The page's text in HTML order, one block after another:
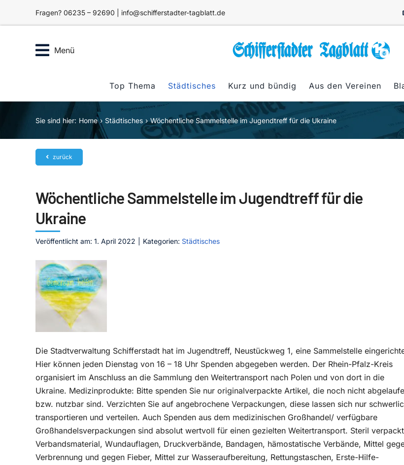
Fragen? 06235 – 92690 | info@schifferstadter-tagblatt.de
Menü
Top Thema Städtisches Kurz und bündig Aus den Vereinen
Sie sind hier: Home Städtisches Wöchentliche Sammelstelle im Jugendtreff für die Ukraine
zurück
Wöchentliche Sammelstelle im Jugendtreff für die
Ukraine
Veröffentlicht am: 1. April 2022 Kategorien: Städtisches
Die Stadtverwaltung Schifferstadt hat im Jugendtreff, Neustückweg 1, eine Sammelstelle
Hier können jeden Dienstag von 16 – 18 Uhr Spenden abgegeben werden. Der Rhein-Pfalz-Kreis
organisiert im Anschluss an die Sammlung den Weitertransport nach Polen und von dort in die
Ukraine. Medizinprodukte: Bitte spenden Sie nur originalverpackte Artikel, die noch nicht
bzw. nutzbar sind. Verzichten Sie auf angebrochene Verpackungen, diese lassen sich nur
transportieren und verteilen. Auch Spenden aus dem medizinischen Großhandel/ verfügbare
Großhandelsverpackungen sind absolut wertvoll für einen gezielten Weitertransport. Steril
Verbandsmaterial, Wundauflagen, Druckverbände, Bandagen, hämostatische Verbände, Mittel
Verbrennung und gegen Fieber, Mittel zur Wasseraufbereitung, Rettungstaschen, Erste-Hilfe-